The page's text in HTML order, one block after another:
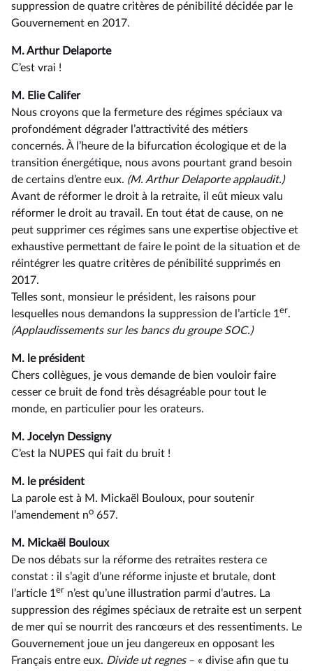
suppression de quatre critères de pénibilité décidée par le
Gouvernement en 2017.
M. Arthur Delaporte
C’est vrai !
M. Elie Califer
Nous croyons que la fermeture des régimes spéciaux va
profondément dégrader l’attractivité des métiers
concernés. À l’heure de la bifurcation écologique et de la
transition énergétique, nous avons pourtant grand besoin
de certains d’entre eux. (M. Arthur Delaporte applaudit.)
Avant de réformer le droit à la retraite, il eût mieux valu
réformer le droit au travail. En tout état de cause, on ne
peut supprimer ces régimes sans une expertise objective et
exhaustive permettant de faire le point de la situation et de
réintégrer les quatre critères de pénibilité supprimés en
2017.
Telles sont, monsieur le président, les raisons pour
lesquelles nous demandons la suppression de l’article 1 er.
(Applaudissements sur les bancs du groupe SOC.)
M. le président
Chers collègues, je vous demande de bien vouloir faire
cesser ce bruit de fond très désagréable pour tout le
monde, en particulier pour les orateurs.
M. Jocelyn Dessigny
C’est la NUPES qui fait du bruit !
M. le président
La parole est à M. Mickaël Bouloux, pour soutenir
l’amendement no 657.
M. Mickaël Bouloux
De nos débats sur la réforme des retraites restera ce
constat : il s’agit d’une réforme injuste et brutale, dont
l’article 1 er n’est qu’une illustration parmi d’autres. La
suppression des régimes spéciaux de retraite est un serpent
de mer qui se nourrit des rancœurs et des ressentiments. Le
Gouvernement joue un jeu dangereux en opposant les
Français entre eux. Divide ut regnes–⁠ « divise afin que tu